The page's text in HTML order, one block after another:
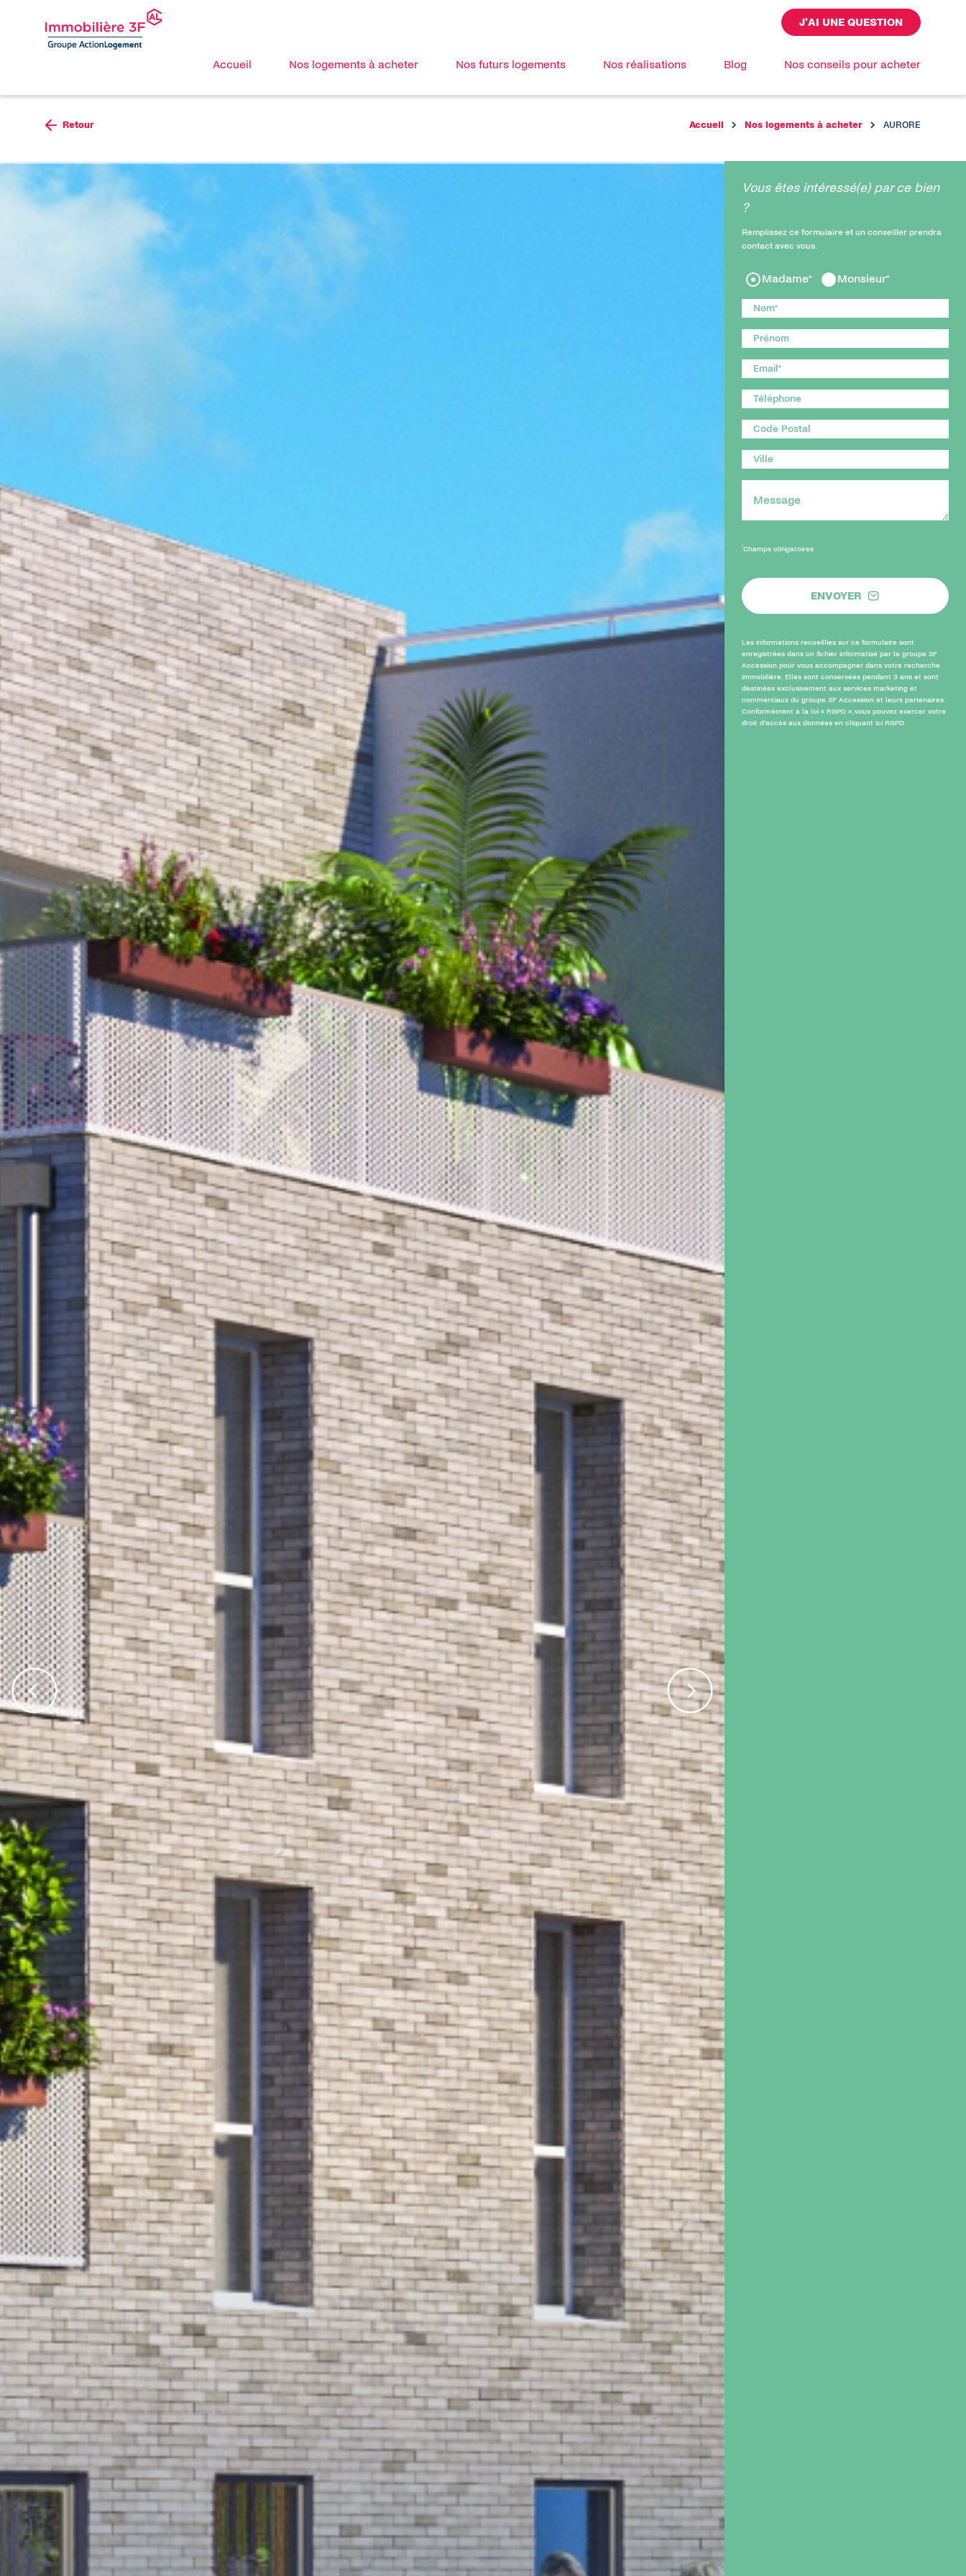
J'AI UNE QUESTION
Accueil Nos logements à acheter Nos futurs logements Nos réalisations Blog Nos conseils pour acheter
Retour Accueil Nos logements à acheter AURORE
Vous êtes intéressé(e) par ce bien
?
Remplissez ce formulaire et un conseiller prendra
contact avec vous.
Madame* Monsieur*
*Champs obligatoires
ENVOYER
Les informations recueillies sur ce formulaire sont
enregistrées dans un fichier informatisé par le groupe 3F
Accession pour vous accompagner dans votre recherche
immobilière. Elles sont conservées pendant 3 ans et sont
destinées exclusivement aux services marketing et
commerciaux du groupe 3F Accession et leurs partenaires.
Conformément à la loi « RGPD », vous pouvez exercer votre
droit d’accès aux données en cliquant ici RGPD